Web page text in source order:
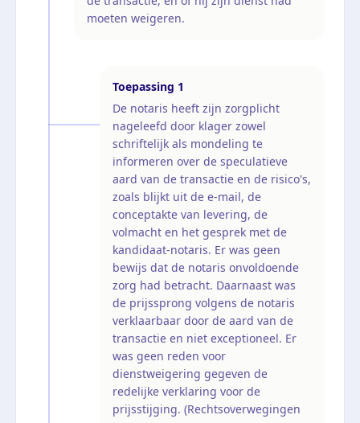
moeten weigeren.
Toepassing 1
De notaris heeft zijn zorgplicht
nageleefd door klager zowel
schriftelijk als mondeling te
informeren over de speculatieve
aard van de transactie en de risico's,
zoals blijkt uit de e-mail, de
conceptakte van levering, de
volmacht en het gesprek met de
kandidaat-notaris. Er was geen
bewijs dat de notaris onvoldoende
zorg had betracht. Daarnaast was
de prijssprong volgens de notaris
verklaarbaar door de aard van de
transactie en niet exceptioneel. Er
was geen reden voor
dienstweigering gegeven de
redelijke verklaring voor de
prijsstijging. (Rechtsoverwegingen